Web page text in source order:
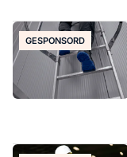
GESPONSORD